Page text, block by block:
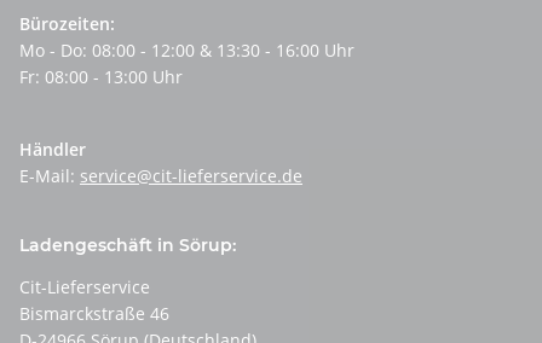
Bürozeiten:
Mo - Do: 08:00 - 12:00 & 13:30 - 16:00 Uhr
Fr: 08:00 - 13:00 Uhr
Händler
E-Mail: service@cit-lieferservice.de
Ladengeschäft in Sörup:
Cit-Lieferservice
Bismarckstraße 46